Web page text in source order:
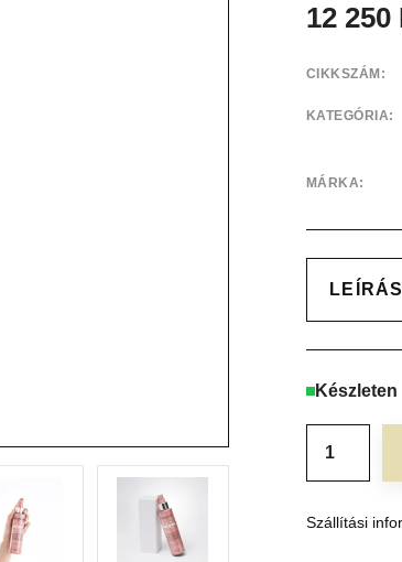
12 250
CIKKSZÁM:
KATEGÓRIA:
MÁRKA:
LEÍRÁS
Készleten
Szállítási